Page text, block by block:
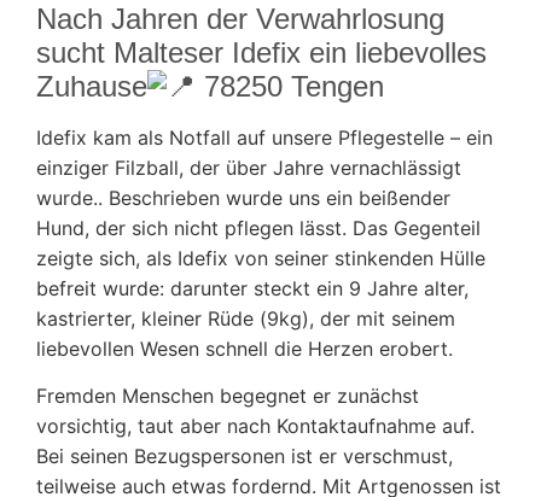
Nach Jahren der Verwahrlosung
sucht Malteser Idefix ein liebevolles
Zuhause
78250 Tengen
Idefix kam als Notfall auf unsere Pflegestelle – ein
einziger Filzball, der über Jahre vernachlässigt
wurde.. Beschrieben wurde uns ein beißender
Hund, der sich nicht pflegen lässt. Das Gegenteil
zeigte sich, als Idefix von seiner stinkenden Hülle
befreit wurde: darunter steckt ein 9 Jahre alter,
kastrierter, kleiner Rüde (9kg), der mit seinem
liebevollen Wesen schnell die Herzen erobert.
Fremden Menschen begegnet er zunächst
vorsichtig, taut aber nach Kontaktaufnahme auf.
Bei seinen Bezugspersonen ist er verschmust,
teilweise auch etwas fordernd. Mit Artgenossen ist